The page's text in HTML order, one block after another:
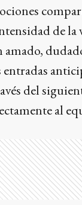
de
amado,
entradas
del
al